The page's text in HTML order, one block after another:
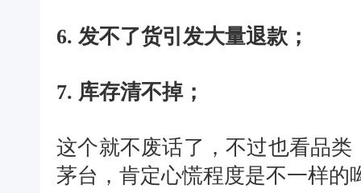
6. 发不了货引发大量退款；
7. 库存清不掉；
这个就不废话了，不过也看品
茅台，肯定心慌程度是不一样的